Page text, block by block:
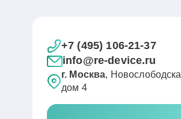
+7 (495) 106-21-37
info@re-device.ru
г. Москва,
дом 4